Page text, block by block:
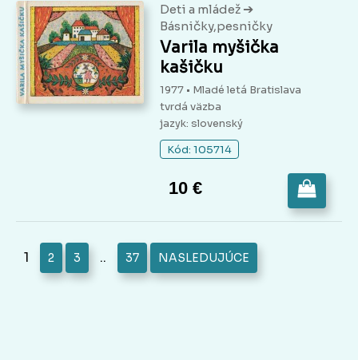
Deti a mládež ➔
Básničky,pesničky
Varila myšička
kašičku
1977 • Mladé letá Bratislava
tvrdá väzba
jazyk: slovenský
Kód: 105714
10 €
1 2 3 .. 37 NASLEDUJÚCE